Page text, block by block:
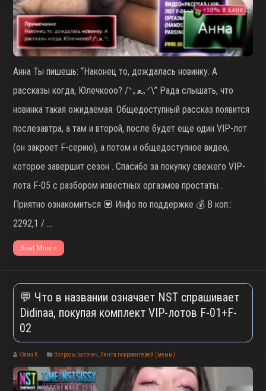
Анна Ты пишешь: “Наконец то, дождалась новинку. А
рассказы когда, Юлечкооо? /ᐠ｡ﻌ｡ᐟ\” Рада слышать, что
новинка такая ожидаемая. Общедоступный рассказ появится
послезавтра, а там и второй, после будет еще один VIP-лот
(он закроет F-серию), а потом и общедоступное видео,
которое завершит сезон . Спасибо за покупку свежего VIP-
лота F-05 с разбором известных оргазмов простаты .
Приятно ознакомиться 💟 Инфо по поддержке 💰 В коп.:
2292,1 / …
Read More »
💬 Что в названии означает NST спрашивает
Didinaa, покупая комплект VIP-лотов F-01+F-
02
Юлия К. Вопросы лапочек ,Лента покровителей (мемы)